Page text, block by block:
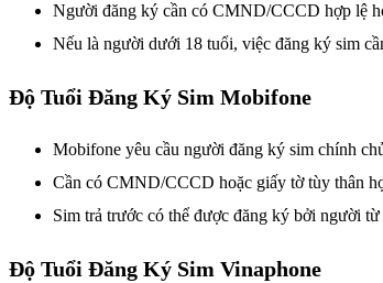
Người đăng ký cần có CMND/CCCD hợp lệ
Nếu là người dưới 18 tuổi, việc đăng ký sim
Độ Tuổi Đăng Ký Sim Mobifone
Mobifone yêu cầu người đăng ký sim chính
Cần có CMND/CCCD hoặc giấy tờ tùy thân
Sim trả trước có thể được đăng ký bởi người
Độ Tuổi Đăng Ký Sim Vinaphone